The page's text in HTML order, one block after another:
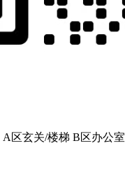
A区玄关/楼梯 B区办公室